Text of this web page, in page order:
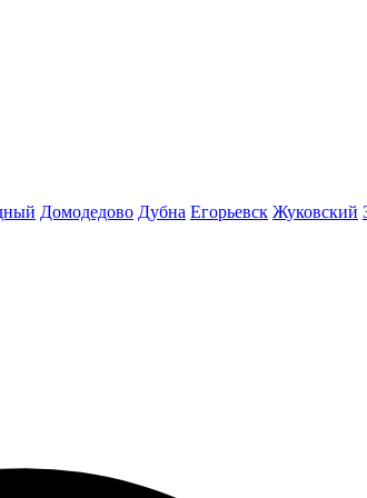
Домодедово Дубна Егорьевск Жуковский